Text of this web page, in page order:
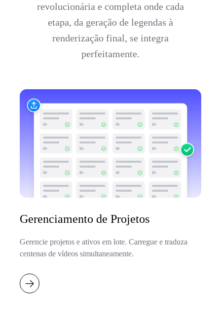
revolucionária e completa onde cada
etapa, da geração de legendas à
renderização final, se integra
perfeitamente.
Gerenciamento de Projetos
Gerencie projetos e ativos em lote. Carregue e traduza
centenas de vídeos simultaneamente.